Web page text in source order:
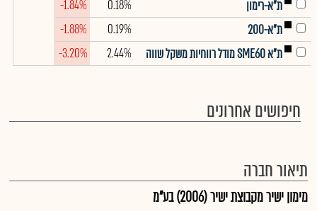
ת"א-רימון
0.18%
-1.84%
ת"א-200
0.19%
-1.88%
ת"א SME60 מודל רווחיות משקל שווה
2.44%
-3.20%
חיפושים אחרונים
תיאור חברה
מימון ישיר מקבוצת ישיר (2006) בע"מ